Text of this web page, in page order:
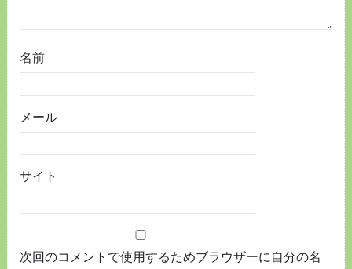
名前
メール
サイト
次回のコメントで使用するためブラウザーに自分の名